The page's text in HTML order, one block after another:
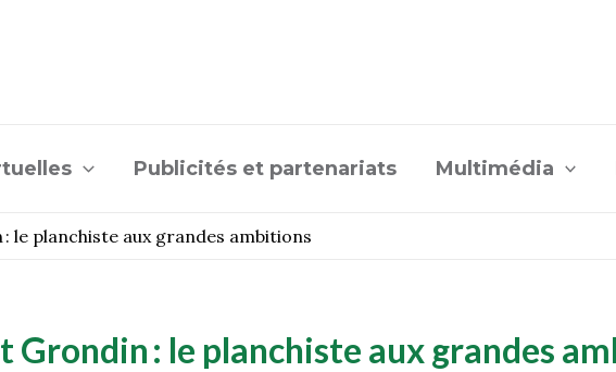
Publicités et partenariats Multimédia
le planchiste aux grandes ambitions
Grondin : le planchiste aux grandes